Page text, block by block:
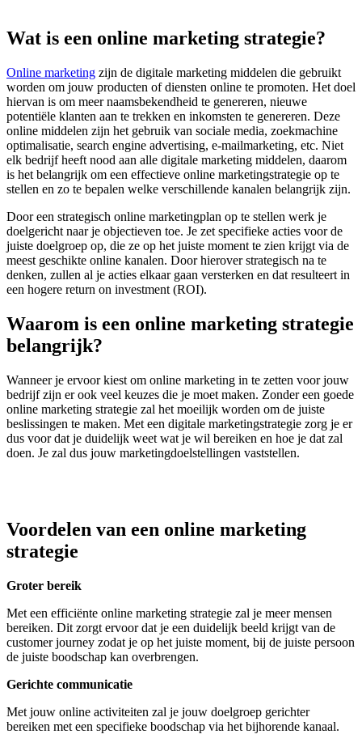
Wat is een online marketing strategie?
Online marketing zijn de digitale marketing middelen die gebruikt
worden om jouw producten of diensten online te promoten. Het doel
hiervan is om meer naamsbekendheid te genereren, nieuwe
potentiële klanten aan te trekken en inkomsten te genereren. Deze
online middelen zijn het gebruik van sociale media, zoekmachine
optimalisatie, search engine advertising, e-mailmarketing, etc. Niet
elk bedrijf heeft nood aan alle digitale marketing middelen, daarom
is het belangrijk om een effectieve online marketingstrategie op te
stellen en zo te bepalen welke verschillende kanalen belangrijk zijn.
Door een strategisch online marketingplan op te stellen werk je
doelgericht naar je objectieven toe. Je zet specifieke acties voor de
juiste doelgroep op, die ze op het juiste moment te zien krijgt via de
meest geschikte online kanalen. Door hierover strategisch na te
denken, zullen al je acties elkaar gaan versterken en dat resulteert in
een hogere return on investment (ROI).
Waarom is een online marketing strategie
belangrijk?
Wanneer je ervoor kiest om online marketing in te zetten voor jouw
bedrijf zijn er ook veel keuzes die je moet maken. Zonder een goede
online marketing strategie zal het moeilijk worden om de juiste
beslissingen te maken. Met een digitale marketingstrategie zorg je er
dus voor dat je duidelijk weet wat je wil bereiken en hoe je dat zal
doen. Je zal dus jouw marketingdoelstellingen vaststellen.
Voordelen van een online marketing
strategie
Groter bereik
Met een efficiënte online marketing strategie zal je meer mensen
bereiken. Dit zorgt ervoor dat je een duidelijk beeld krijgt van de
customer journey zodat je op het juiste moment, bij de juiste persoon
de juiste boodschap kan overbrengen.
Gerichte communicatie
Met jouw online activiteiten zal je jouw doelgroep gerichter
bereiken met een specifieke boodschap via het bijhorende kanaal.